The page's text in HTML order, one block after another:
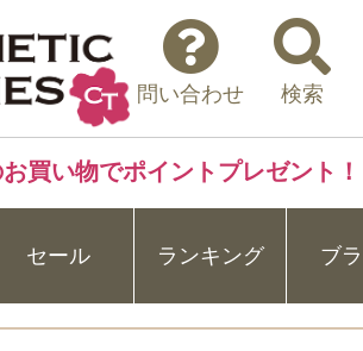
問い合わせ 検索
買い物でポイントプレゼント！
セール ランキング ブ